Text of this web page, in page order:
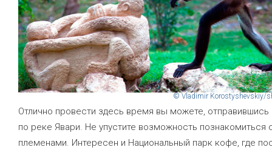
© Vladimir Korostyshevskiy/
Отлично провести здесь время вы можете, отправившись
по реке Явари. Не упустите возможность
племенами. Интересен и Национальный парк кофе, где